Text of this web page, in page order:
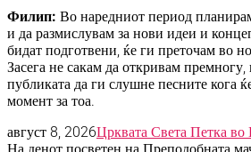
Филип: Во наредниот период
и да размислувам за нови идеи и
бидат подготвени, ќе ги преточам во
Засега не сакам да откривам премногу,
публиката да ги слушне песните кога
момент за тоа.
август 8, 2026Црквата Света Петка
На денот посветен на Преподобната